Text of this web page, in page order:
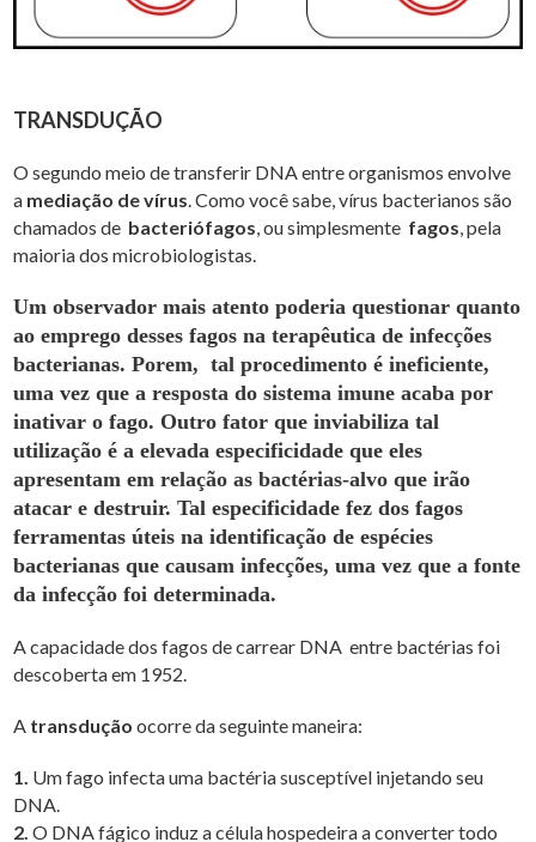
TRANSDUÇÃO
O segundo meio de transferir DNA entre organismos envolve
a mediação de vírus . Como você sabe, vírus bacterianos são
chamados de bacteriófagos , ou simplesmente fagos , pela
maioria dos microbiologistas.
Um observador mais atento poderia questionar quanto
ao emprego desses fagos na terapêutica de infecções
bacterianas. Porem, tal procedimento é ineficiente,
uma vez que a resposta do sistema imune acaba por
inativar o fago. Outro fator que inviabiliza tal
utilização é a elevada especificidade que eles
apresentam em relação as bactérias-alvo que irão
atacar e destruir. Tal especificidade fez dos fagos
ferramentas úteis na identificação de espécies
bacterianas que causam infecções, uma vez que a fonte
da infecção foi determinada.
A capacidade dos fagos de carrear DNA entre bactérias foi
descoberta em 1952.
A transdução ocorre da seguinte maneira:
1. Um fago infecta uma bactéria susceptível injetando seu
DNA.
2. O DNA fágico induz a célula hospedeira a converter todo